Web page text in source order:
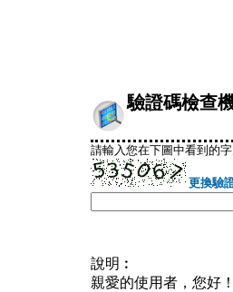
驗證碼檢查
請輸入您在下圖中看到的
更換驗
說明︰
親愛的使用者，您好